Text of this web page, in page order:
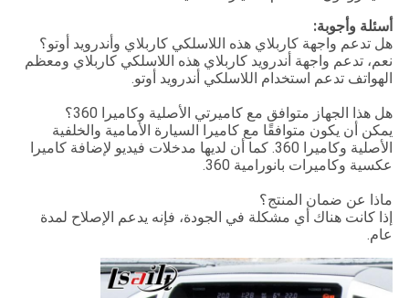
أسئلة وأجوبة:
هل تدعم واجهة كاربلاي هذه اللاسلكي كاربلاي وأندرويد أوتو؟
نعم، تدعم واجهة أندرويد كاربلاي هذه اللاسلكي كاربلاي ومعظم
الهواتف تدعم استخدام اللاسلكي أندرويد أوتو.
هل هذا الجهاز متوافق مع كاميرتي الأصلية وكاميرا 360؟
يمكن أن يكون متوافقًا مع كاميرا السيارة الأمامية والخلفية
الأصلية وكاميرا 360. كما أن لديها مدخلات فيديو لإضافة كاميرا
عكسية وكاميرات بانورامية 360.
ماذا عن ضمان المنتج؟
إذا كانت هناك أي مشكلة في الجودة، فإنه يدعم الإصلاح لمدة
عام.